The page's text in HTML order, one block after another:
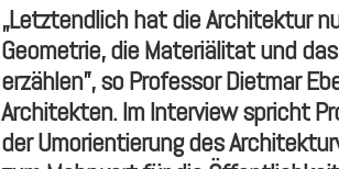
„Letztendlich hat die Architektur
Geometrie, die Materiälitat und
erzählen”, so Professor Dietmar
Architekten. Im Interview spricht
der Umorientierung des